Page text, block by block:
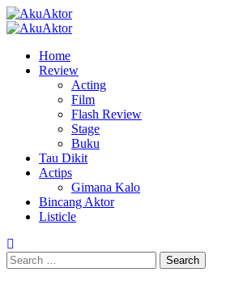
Skip
to
Primary
Home
Review
Acting
Film
Flash Review
Stage
Buku
Tau Dikit
Actips
Gimana Kalo
Bincang Aktor
Listicle
Search
for: